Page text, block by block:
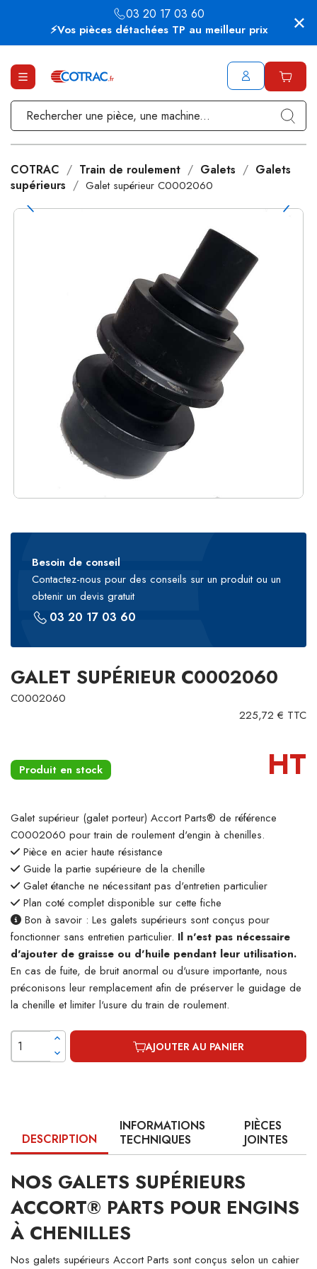
⚡Vos pièces détachées TP au meilleur prix
03 20 17 03 60
COTRAC Train de roulement Galets
Galets
supérieurs
Galet supérieur C0002060
Besoin de conseil
Contactez-nous pour des conseils sur un produit ou un
obtenir un devis gratuit
03 20 17 03 60
GALET SUPÉRIEUR C0002060
C0002060
225,72 € TTC
Produit en stock HT
Galet supérieur (galet porteur) Accort Parts® de référence
C0002060 pour train de roulement d'engin à chenilles.
Pièce en acier haute résistance
Guide la partie supérieure de la chenille
Galet étanche ne nécessitant pas d'entretien particulier
Plan coté complet disponible sur cette fiche
Bon à savoir : Les galets supérieurs sont conçus pour
fonctionner sans entretien particulier. Il n'est pas nécessaire
d'ajouter de graisse ou d'huile pendant leur utilisation.
En cas de fuite, de bruit anormal ou d'usure importante, nous
préconisons leur remplacement afin de préserver le guidage de
la chenille et limiter l'usure du train de roulement.
AJOUTER AU PANIER
DESCRIPTION
INFORMATIONS
TECHNIQUES
PIÈCES
JOINTES
NOS GALETS SUPÉRIEURS
ACCORT® PARTS POUR ENGINS
À CHENILLES
Nos galets supérieurs Accort Parts sont conçus selon un cahier